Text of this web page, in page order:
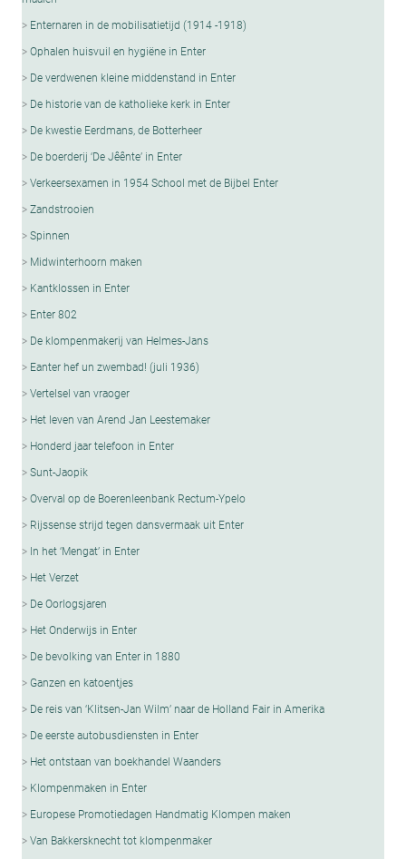
Enternaren in de mobilisatietijd (1914 -1918)
Ophalen huisvuil en hygiëne in Enter
De verdwenen kleine middenstand in Enter
De historie van de katholieke kerk in Enter
De kwestie Eerdmans, de Botterheer
De boerderij ‘De Jêênte’ in Enter
Verkeersexamen in 1954 School met de Bijbel Enter
Zandstrooien
Spinnen
Midwinterhoorn maken
Kantklossen in Enter
Enter 802
De klompenmakerij van Helmes-Jans
Eanter hef un zwembad! (juli 1936)
Vertelsel van vraoger
Het leven van Arend Jan Leestemaker
Honderd jaar telefoon in Enter
Sunt-Jaopik
Overval op de Boerenleenbank Rectum-Ypelo
Rijssense strijd tegen dansvermaak uit Enter
In het ‘Mengat’ in Enter
Het Verzet
De Oorlogsjaren
Het Onderwijs in Enter
De bevolking van Enter in 1880
Ganzen en katoentjes
De reis van ‘Klitsen-Jan Wilm’ naar de Holland Fair in Amerika
De eerste autobusdiensten in Enter
Het ontstaan van boekhandel Waanders
Klompenmaken in Enter
Europese Promotiedagen Handmatig Klompen maken
Van Bakkersknecht tot klompenmaker